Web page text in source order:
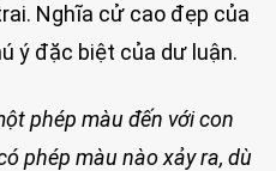
Nghĩa cử cao đẹp của
ý đặc biệt của dư luận.
phép màu đến với con
phép màu nào xảy ra, dù